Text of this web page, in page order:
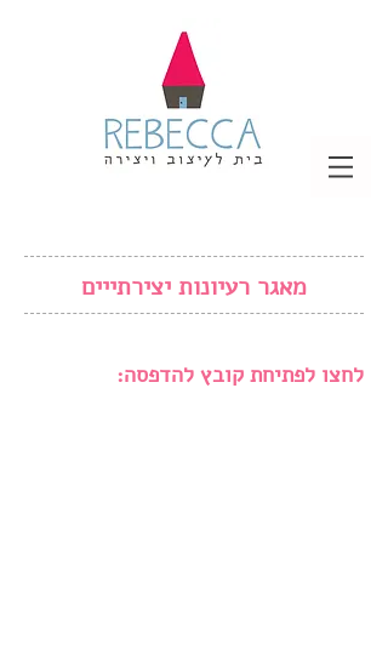
מאגר רעיונות יצירתייים
לחצו לפתיחת קובץ להדפסה: